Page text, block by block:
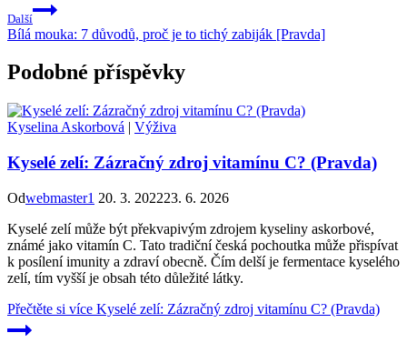
Další
Bílá mouka: 7 důvodů, proč je to tichý zabiják [Pravda]
Podobné příspěvky
Kyselina Askorbová | Výživa
Kyselé zelí: Zázračný zdroj vitamínu C? (Pravda)
Odwebmaster1 20. 3. 202223. 6. 2026
Kyselé zelí může být překvapivým zdrojem kyseliny askorbové,
známé jako vitamín C. Tato tradiční česká pochoutka může přispívat
k posílení imunity a zdraví obecně. Čím delší je fermentace kyselého
zelí, tím vyšší je obsah této důležité látky.
Přečtěte si více Kyselé zelí: Zázračný zdroj vitamínu C? (Pravda)